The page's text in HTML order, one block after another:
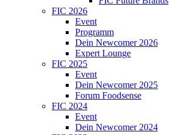
FIC 2026
Event
Programm
Dein Newcomer 2026
Expert Lounge
FIC 2025
Event
Dein Newcomer 2025
Forum Foodsense
FIC 2024
Event
Dein Newcomer 2024